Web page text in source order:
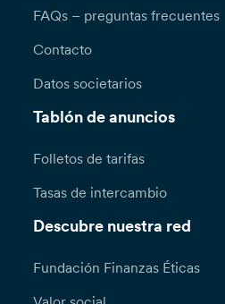
FAQs – preguntas frecuentes
Contacto
Datos societarios
Tablón de anuncios
Folletos de tarifas
Tasas de intercambio
Descubre nuestra red
Fundación Finanzas Éticas